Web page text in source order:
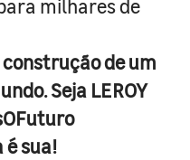
milhares de
de um
Seja LEROY
é sua!